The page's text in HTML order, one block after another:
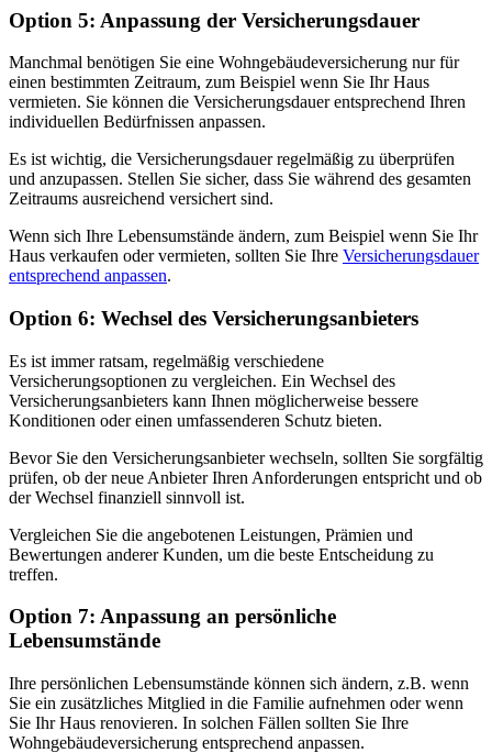
Option 5: Anpassung der Versicherungsdauer
Manchmal benötigen Sie eine Wohngebäudeversicherung nur für
einen bestimmten Zeitraum, zum Beispiel wenn Sie Ihr Haus
vermieten. Sie können die Versicherungsdauer entsprechend Ihren
individuellen Bedürfnissen anpassen.
Es ist wichtig, die Versicherungsdauer regelmäßig zu überprüfen
und anzupassen. Stellen Sie sicher, dass Sie während des gesamten
Zeitraums ausreichend versichert sind.
Wenn sich Ihre Lebensumstände ändern, zum Beispiel wenn Sie Ihr
Haus verkaufen oder vermieten, sollten Sie Ihre Versicherungsdauer
entsprechend anpassen.
Option 6: Wechsel des Versicherungsanbieters
Es ist immer ratsam, regelmäßig verschiedene
Versicherungsoptionen zu vergleichen. Ein Wechsel des
Versicherungsanbieters kann Ihnen möglicherweise bessere
Konditionen oder einen umfassenderen Schutz bieten.
Bevor Sie den Versicherungsanbieter wechseln, sollten Sie sorgfältig
prüfen, ob der neue Anbieter Ihren Anforderungen entspricht und ob
der Wechsel finanziell sinnvoll ist.
Vergleichen Sie die angebotenen Leistungen, Prämien und
Bewertungen anderer Kunden, um die beste Entscheidung zu
treffen.
Option 7: Anpassung an persönliche
Lebensumstände
Ihre persönlichen Lebensumstände können sich ändern, z.B. wenn
Sie ein zusätzliches Mitglied in die Familie aufnehmen oder wenn
Sie Ihr Haus renovieren. In solchen Fällen sollten Sie Ihre
Wohngebäudeversicherung entsprechend anpassen.